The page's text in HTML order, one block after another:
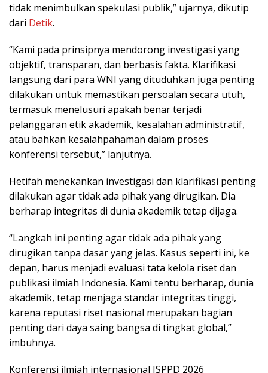
tidak menimbulkan spekulasi publik,” ujarnya, dikutip
dari Detik.
“Kami pada prinsipnya mendorong investigasi yang
objektif, transparan, dan berbasis fakta. Klarifikasi
langsung dari para WNI yang dituduhkan juga penting
dilakukan untuk memastikan persoalan secara utuh,
termasuk menelusuri apakah benar terjadi
pelanggaran etik akademik, kesalahan administratif,
atau bahkan kesalahpahaman dalam proses
konferensi tersebut,” lanjutnya.
Hetifah menekankan investigasi dan klarifikasi penting
dilakukan agar tidak ada pihak yang dirugikan. Dia
berharap integritas di dunia akademik tetap dijaga.
“Langkah ini penting agar tidak ada pihak yang
dirugikan tanpa dasar yang jelas. Kasus seperti ini, ke
depan, harus menjadi evaluasi tata kelola riset dan
publikasi ilmiah Indonesia. Kami tentu berharap, dunia
akademik, tetap menjaga standar integritas tinggi,
karena reputasi riset nasional merupakan bagian
penting dari daya saing bangsa di tingkat global,”
imbuhnya.
Konferensi ilmiah internasional ISPPD 2026